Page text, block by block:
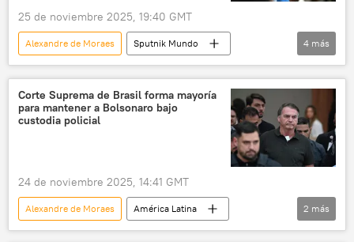
25 de noviembre 2025, 19:40 GMT
Alexandre de Moraes
Sputnik Mundo
América Latina
política
Jair Bolsonaro
Brasil
4 más
Corte Suprema de Brasil forma mayoría
para mantener a Bolsonaro bajo
custodia policial
24 de noviembre 2025, 14:41 GMT
Alexandre de Moraes
América Latina
Jair Bolsonaro
Brasil
2 más